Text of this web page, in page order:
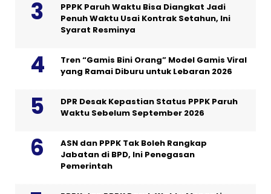
PPPK Paruh Waktu Bisa Diangkat Jadi
Penuh Waktu Usai Kontrak Setahun, Ini
Syarat Resminya
Tren “Gamis Bini Orang” Model Gamis Viral
yang Ramai Diburu untuk Lebaran 2026
DPR Desak Kepastian Status PPPK Paruh
Waktu Sebelum September 2026
ASN dan PPPK Tak Boleh Rangkap
Jabatan di BPD, Ini Penegasan
Pemerintah